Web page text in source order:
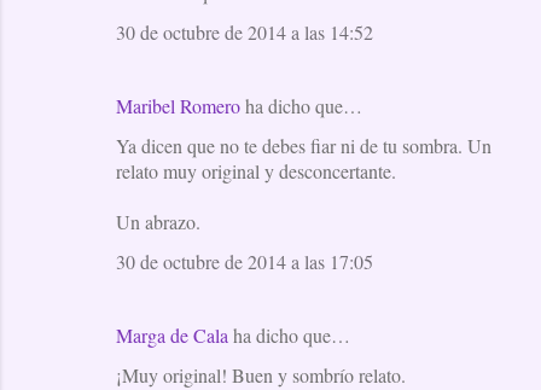
30 de octubre de 2014 a las 14:52
Maribel Romeroha dicho que…
Ya dicen que no te debes fiar ni de tu sombra. Un
relato muy original y desconcertante.
Un abrazo.
30 de octubre de 2014 a las 17:05
Marga de Cala ha dicho que…
¡Muy original! Buen y sombrío relato.